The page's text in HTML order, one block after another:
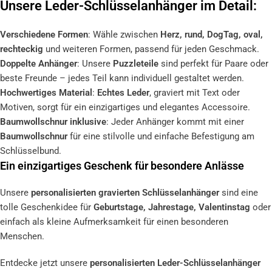
Unsere Leder-Schlüsselanhänger im Detail:
Verschiedene Formen: Wähle zwischen Herz, rund, DogTag, oval,
rechteckig und weiteren Formen, passend für jeden Geschmack.
Doppelte Anhänger: Unsere Puzzleteile sind perfekt für Paare oder
beste Freunde – jedes Teil kann individuell gestaltet werden.
Hochwertiges Material : Echtes Leder, graviert mit Text oder
Motiven, sorgt für ein einzigartiges und elegantes Accessoire.
Baumwollschnur inklusive: Jeder Anhänger kommt mit einer
Baumwollschnurfür eine stilvolle und einfache Befestigung am
Schlüsselbund.
Ein einzigartiges Geschenk für besondere Anlässe
Unsere personalisierten gravierten Schlüsselanhängersind eine
tolle Geschenkidee für Geburtstage, Jahrestage, Valentinstag oder
einfach als kleine Aufmerksamkeit für einen besonderen
Menschen.
Entdecke jetzt unsere personalisierten Leder-Schlüsselanhänger